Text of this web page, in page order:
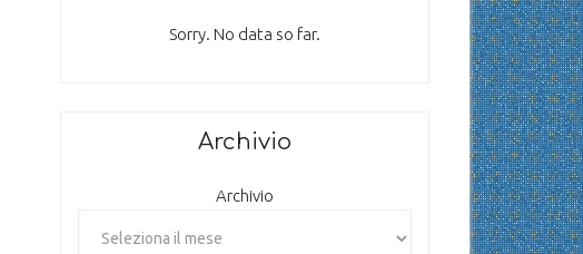
Sorry. No data so far.
Archivio
Archivio